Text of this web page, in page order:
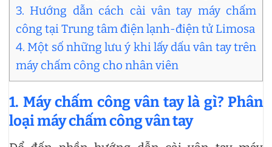
3. Hướng dẫn cách cài vân tay máy chấm
công tại Trung tâm điện lạnh-điện tử Limosa
4. Một số những lưu ý khi lấy dấu vân tay trên
máy chấm công cho nhân viên
1. Máy chấm công vân tay là gì? Phân
loại máy chấm công vân tay